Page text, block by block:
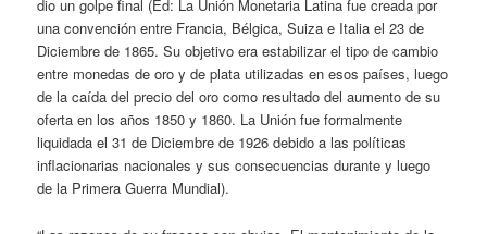
dio un golpe final (Ed: La Unión Monetaria Latina fue creada por
una convención entre Francia, Bélgica, Suiza e Italia el 23 de
Diciembre de 1865. Su objetivo era estabilizar el tipo de cambio
entre monedas de oro y de plata utilizadas en esos países, luego
de la caída del precio del oro como resultado del aumento de su
oferta en los años 1850 y 1860. La Unión fue formalmente
liquidada el 31 de Diciembre de 1926 debido a las políticas
inflacionarias nacionales y sus consecuencias durante y luego
de la Primera Guerra Mundial).